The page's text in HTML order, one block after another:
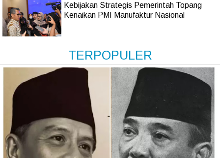
Kebijakan Strategis Pemerintah Topang
Kenaikan PMI Manufaktur Nasional
TERPOPULER